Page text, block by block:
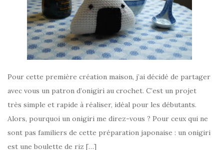
Pour cette première création maison, j’ai décidé de partager
avec vous un patron d’onigiri au crochet. C’est un projet
très simple et rapide à réaliser, idéal pour les débutants.
Alors, pourquoi un onigiri me direz-vous ? Pour ceux qui ne
sont pas familiers de cette préparation japonaise : un onigiri
est une boulette de riz […]